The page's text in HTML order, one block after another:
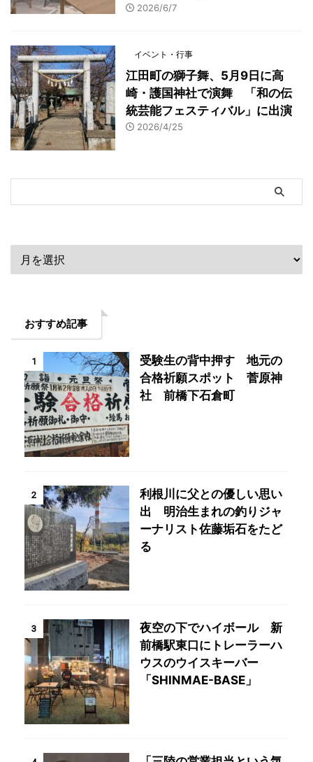
2026/6/7
イベント・行事
江田町の獅子舞、5月9日に高
崎・護国神社で演舞 「和の伝
統芸能フェスティバル」に出演
2026/4/25
おすすめ記事
1
受験生の背中押す 地元の
合格祈願スポット 菅原神
社 前橋下石倉町
2
利根川に父との優しい思い
出 明治生まれの釣りジャ
ーナリスト佐藤垢石をたど
る
3
夜空の下でハイボール 新
前橋駅東口にトレーラーハ
ウスのウイスキーバー
「SHINMAE-BASE」